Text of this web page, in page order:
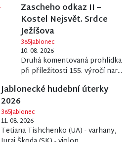
Zascheho odkaz II –
Kostel Nejsvět. Srdce
Ježíšova
365Jablonec
10. 08. 2026
Druhá komentovaná prohlídka
při příležitosti 155. výročí nar...
Jablonecké hudební úterky
2026
365Jablonec
11. 08. 2026
Tetiana Tishchenko (UA) - varhany,